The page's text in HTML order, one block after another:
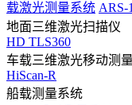
载激光测量系统 ARS-
地面三维激光扫描仪
HD TLS360
车载三维激光移动测
HiScan-R
船载测量系统